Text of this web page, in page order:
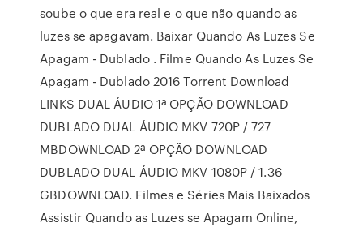
soube o que era real e o que não quando as
luzes se apagavam. Baixar Quando As Luzes Se
Apagam - Dublado . Filme Quando As Luzes Se
Apagam - Dublado 2016 Torrent Download
LINKS DUAL ÁUDIO 1ª OPÇÃO DOWNLOAD
DUBLADO DUAL ÁUDIO MKV 720P / 727
MBDOWNLOAD 2ª OPÇÃO DOWNLOAD
DUBLADO DUAL ÁUDIO MKV 1080P / 1.36
GBDOWNLOAD. Filmes e Séries Mais Baixados
Assistir Quando as Luzes se Apagam Online,